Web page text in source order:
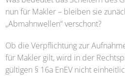
nun für Makler – bleiben sie
„Abmahnwellen“ verschont?
Ob die Verpflichtung zur
für Makler gilt, wird in der
gültigen § 16a EnEV nicht